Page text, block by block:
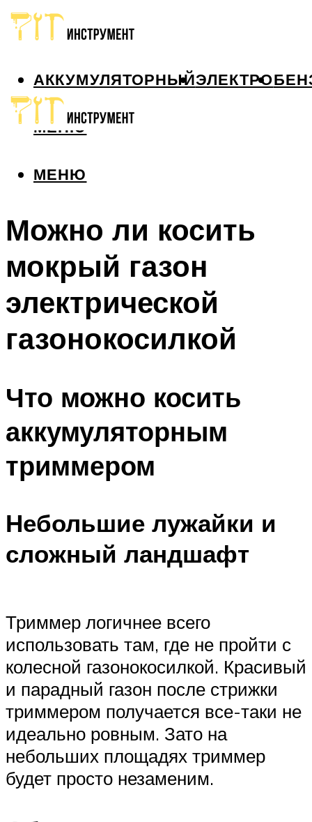
АККУМУЛЯТОРНЫЙЭЛЕКТРО
МЕНЮ
МЕНЮ
Можно ли косить
мокрый газон
электрической
газонокосилкой
Что можно косить
аккумуляторным
триммером
Небольшие лужайки и
сложный ландшафт
Триммер логичнее всего
использовать там, где не пройти с
колесной газонокосилкой. Красивый
и парадный газон после стрижки
триммером получается все-таки не
идеально ровным. Зато на
небольших площадях триммер
будет просто незаменим.